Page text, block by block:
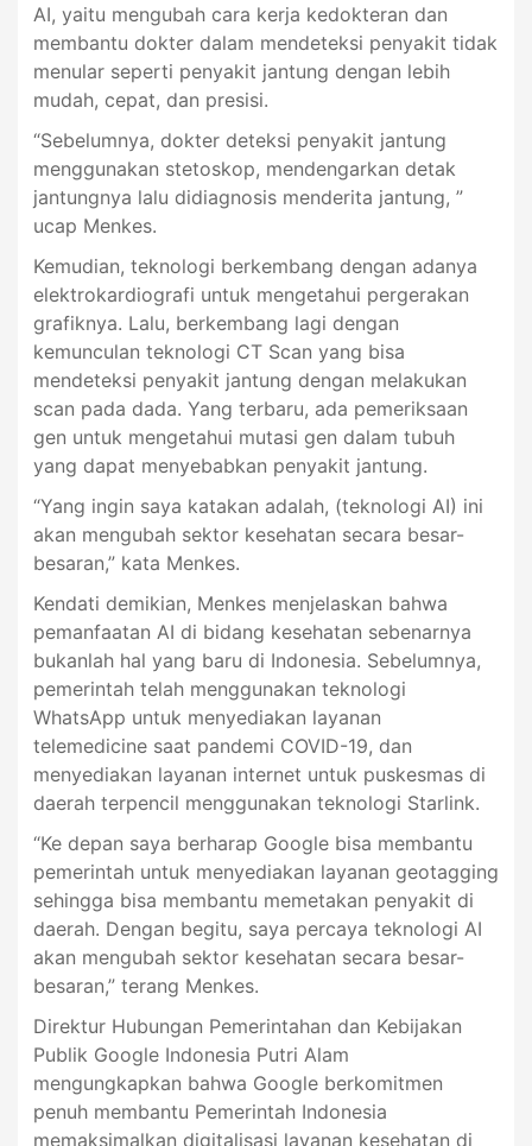
AI, yaitu mengubah cara kerja kedokteran dan
membantu dokter dalam mendeteksi penyakit tidak
menular seperti penyakit jantung dengan lebih
mudah, cepat, dan presisi.
“Sebelumnya, dokter deteksi penyakit jantung
menggunakan stetoskop, mendengarkan detak
jantungnya lalu didiagnosis menderita jantung, ”
ucap Menkes.
Kemudian, teknologi berkembang dengan adanya
elektrokardiografi untuk mengetahui pergerakan
grafiknya. Lalu, berkembang lagi dengan
kemunculan teknologi CT Scan yang bisa
mendeteksi penyakit jantung dengan melakukan
scan pada dada. Yang terbaru, ada pemeriksaan
gen untuk mengetahui mutasi gen dalam tubuh
yang dapat menyebabkan penyakit jantung.
“Yang ingin saya katakan adalah, (teknologi AI) ini
akan mengubah sektor kesehatan secara besar-
besaran,” kata Menkes.
Kendati demikian, Menkes menjelaskan bahwa
pemanfaatan AI di bidang kesehatan sebenarnya
bukanlah hal yang baru di Indonesia. Sebelumnya,
pemerintah telah menggunakan teknologi
WhatsApp untuk menyediakan layanan
telemedicine saat pandemi COVID-19, dan
menyediakan layanan internet untuk puskesmas di
daerah terpencil menggunakan teknologi Starlink.
“Ke depan saya berharap Google bisa membantu
pemerintah untuk menyediakan layanan geotagging
sehingga bisa membantu memetakan penyakit di
daerah. Dengan begitu, saya percaya teknologi AI
akan mengubah sektor kesehatan secara besar-
besaran,” terang Menkes.
Direktur Hubungan Pemerintahan dan Kebijakan
Publik Google Indonesia Putri Alam
mengungkapkan bahwa Google berkomitmen
penuh membantu Pemerintah Indonesia
memaksimalkan digitalisasi layanan kesehatan di